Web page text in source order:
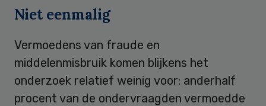
Niet eenmalig
Vermoedens van fraude en
middelenmisbruik komen blijkens het
onderzoek relatief weinig voor: anderhalf
procent van de ondervraagden vermoedde